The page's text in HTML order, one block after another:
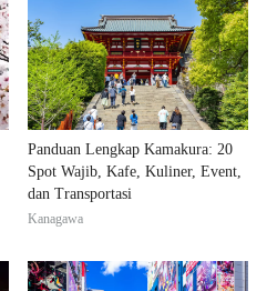
Panduan Lengkap Kamakura: 20
Spot Wajib, Kafe, Kuliner, Event,
dan Transportasi
Kanagawa